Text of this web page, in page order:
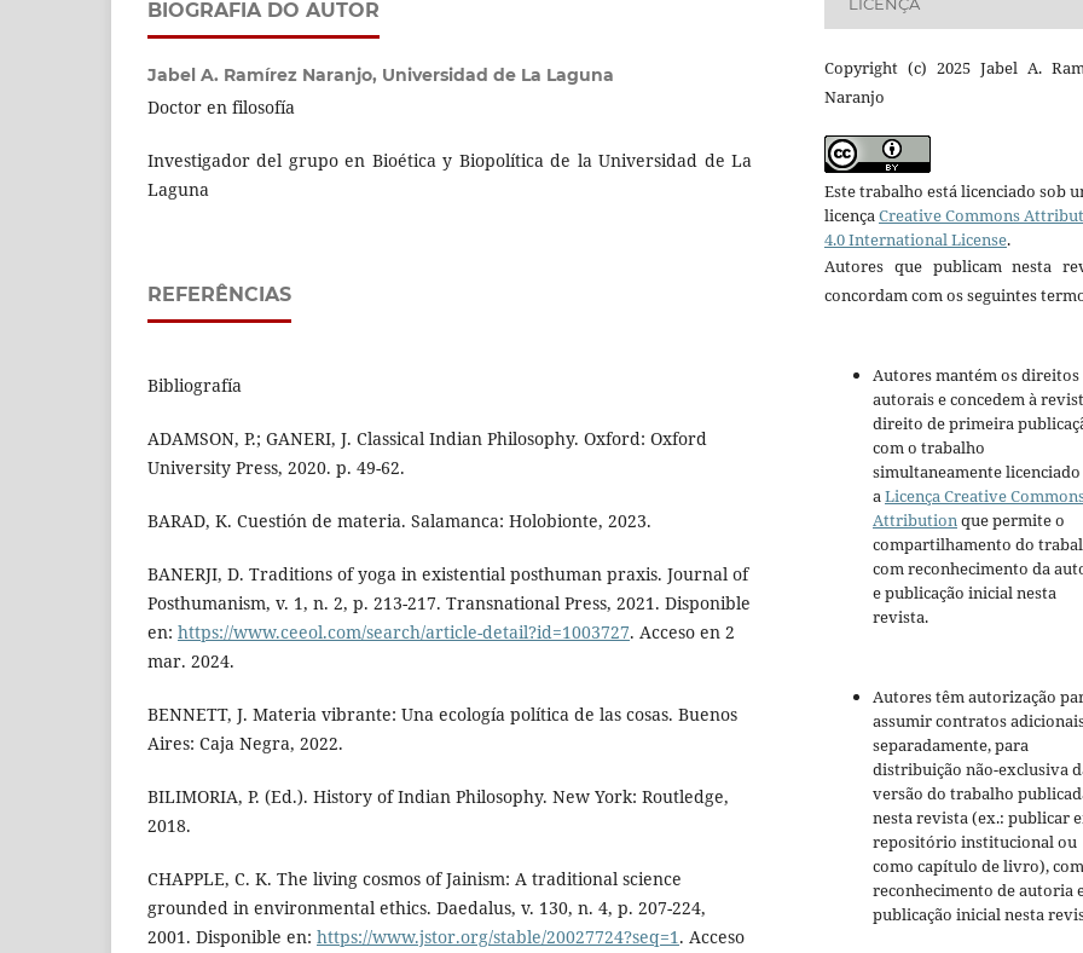
BIOGRAFIA DO AUTOR
Jabel A. Ramírez Naranjo, Universidad de La Laguna
Doctor en filosofía
Investigador del grupo en Bioética y Biopolítica de la Universidad de La
Laguna
REFERÊNCIAS
Bibliografía
ADAMSON, P.; GANERI, J. Classical Indian Philosophy. Oxford: Oxford
University Press, 2020. p. 49-62.
BARAD, K. Cuestión de materia. Salamanca: Holobionte, 2023.
BANERJI, D. Traditions of yoga in existential posthuman praxis. Journal of
Posthumanism, v. 1, n. 2, p. 213-217. Transnational Press, 2021. Disponible
en: https://www.ceeol.com/search/article-detail?id=1003727. Acceso en 2
mar. 2024.
BENNETT, J. Materia vibrante: Una ecología política de las cosas. Buenos
Aires: Caja Negra, 2022.
BILIMORIA, P. (Ed.). History of Indian Philosophy. New York: Routledge,
2018.
CHAPPLE, C. K. The living cosmos of Jainism: A traditional science
grounded in environmental ethics. Daedalus, v. 130, n. 4, p. 207-224,
2001. Disponible en: https://www.jstor.org/stable/20027724?seq=1. Acceso
Copyright (c) 2025 Jabel A.
Naranjo
Este trabalho está licenciado sob
licençaCreative Commons
4.0 International License.
Autores que publicam nesta
concordam com os seguintes
Autores mantém os direitos
autorais e concedem à
direito de primeira
com o trabalho
simultaneamente
aLicença Creative
Attributionque permite o
compartilhamento do
com reconhecimento da
e publicação inicial nesta
revista.
Autores têm autorização
assumir contratos
separadamente, para
distribuição não-exclusiva
versão do trabalho
nesta revista (ex.: publicar
repositório institucional ou
como capítulo de livro), com
reconhecimento de autoria
publicação inicial nesta